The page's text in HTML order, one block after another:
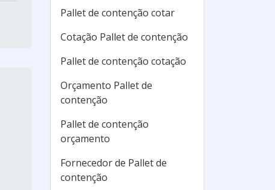
Pallet de contenção cotar
Cotação Pallet de contenção
Pallet de contenção cotação
Orçamento Pallet de
contenção
Pallet de contenção
orçamento
Fornecedor de Pallet de
contenção